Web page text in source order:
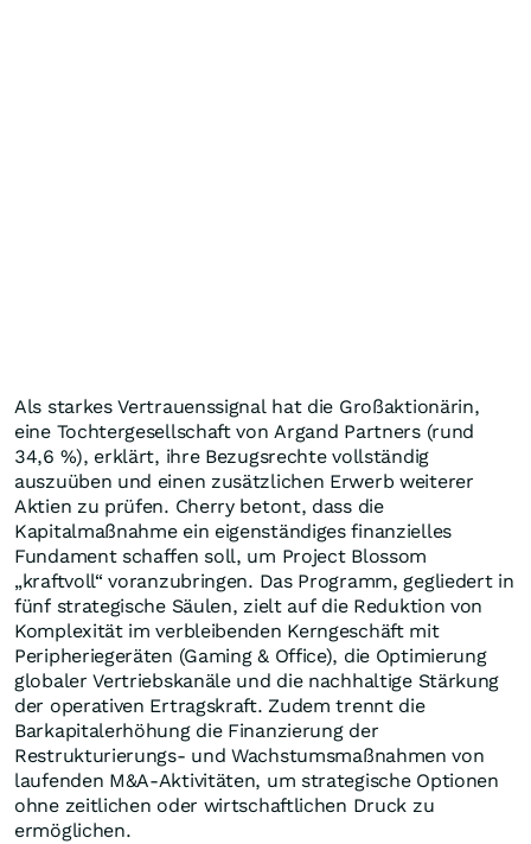
Als starkes Vertrauenssignal hat die Großaktionärin,
eine Tochtergesellschaft von Argand Partners (rund
34,6 %), erklärt, ihre Bezugsrechte vollständig
auszuüben und einen zusätzlichen Erwerb weiterer
Aktien zu prüfen. Cherry betont, dass die
Kapitalmaßnahme ein eigenständiges finanzielles
Fundament schaffen soll, um Project Blossom
„kraftvoll“ voranzubringen. Das Programm, gegliedert in
fünf strategische Säulen, zielt auf die Reduktion von
Komplexität im verbleibenden Kerngeschäft mit
Peripheriegeräten (Gaming & Office), die Optimierung
globaler Vertriebskanäle und die nachhaltige Stärkung
der operativen Ertragskraft. Zudem trennt die
Barkapitalerhöhung die Finanzierung der
Restrukturierungs- und Wachstumsmaßnahmen von
laufenden M&A-Aktivitäten, um strategische Optionen
ohne zeitlichen oder wirtschaftlichen Druck zu
ermöglichen.